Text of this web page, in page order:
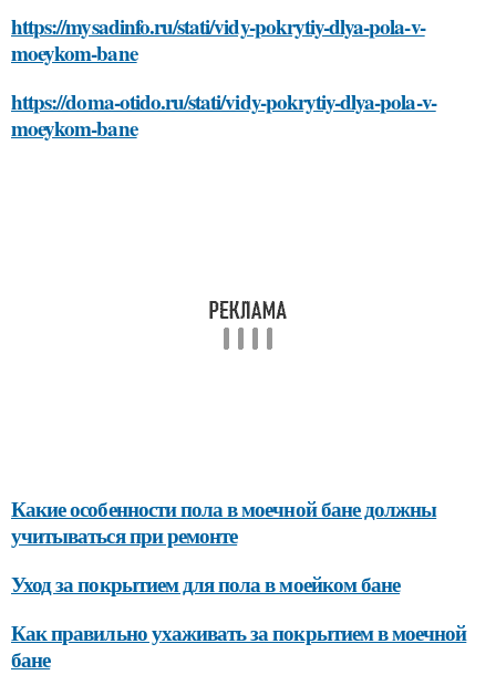
https://mysadinfo.ru/stati/vidy-pokrytiy-dlya-pola-v-
moeykom-bane
https://doma-otido.ru/stati/vidy-pokrytiy-dlya-pola-v-
moeykom-bane
Какие особенности пола в моечной бане должны
учитываться при ремонте
Уход за покрытием для пола в моейком бане
Как правильно ухаживать за покрытием в моечной
бане